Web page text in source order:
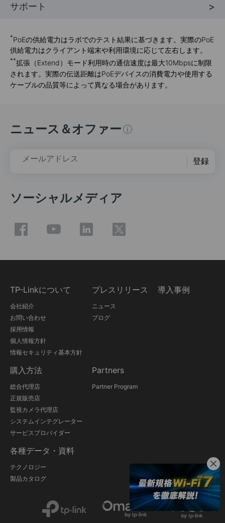
サポート
*PoEの供給電力はラボでのテスト結果に基づきます。実際のPoE
供給電力はクライアント端末や利用環境に応じて左右します。
**拡張（Extend）モード利用時の通信速度は最大10Mbpsに制限
されます。実際の伝送距離はPoEデバイスの消費電力や使用する
ケーブルの品質等によって異なる場合があります。
ニュース＆オファー
メールアドレス 登録
ソーシャルメディア
TP-Linkについて
会社紹介
お問い合わせ
採用情報
個人情報方針
情報セキュリティ基本方針
プレスリリース
ニュース
ブログ
導入事例
購入方法
総合代理店
正規販売店
監視カメラ代理店
システムインテグレーター
サービスプロバイダー
Partners
Partner Program
各種データ・資料
テクノロジー
製品カタログ